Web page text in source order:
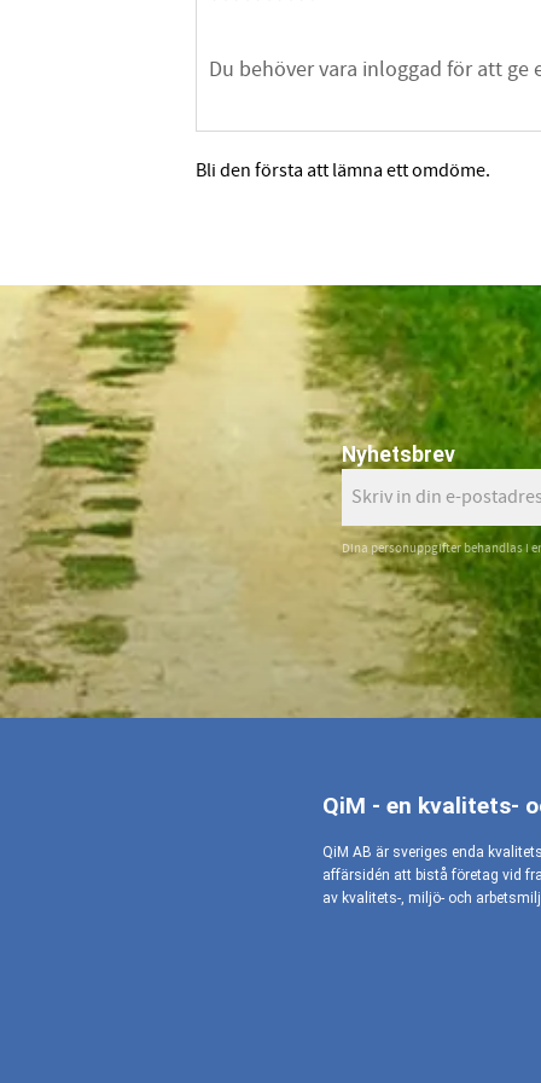
Bli den första att lämna ett omdöme.
Nyhetsbrev
Dina personuppgifter behandlas i
QiM - en kvalitets-
QiM AB är sveriges enda
affärsidén att bistå företag vid
av kvalitets-, miljö- och